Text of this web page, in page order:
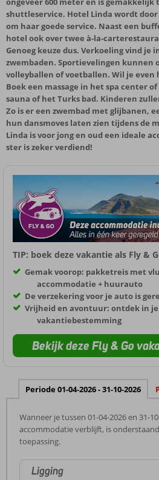
shuttleservice. Hotel Linda wordt
om haar goede service. Naast een
hotel ook over twee à-la-
Genoeg keuze dus. Verkoeling vind je
zwembaden. Sportievelingen kunnen
volleyballen of voetballen. Wil je
Boek een massage in het spa center
sauna of het Turks bad. Kinderen
Zo is er een zwembad met glijbanen,
hun dansmoves laten zien tijdens de
Linda is voor jong en oud een ideale
ster is zeker verdiend!
TIP: boek deze vakantie als Fly &
Gemak voorop: pakketreis met
accommodatie + huurauto
De verzekering voor je auto is
Vrijheid en avontuur: ontdek in
vakantiebestemming
Bekijk deze Fly & Go
Periode 01-04-2026 - 31-10-2026
Wanneer je tussen 01-04-2026 en 31-
accommodatie verblijft, is
toepassing.
Ligging